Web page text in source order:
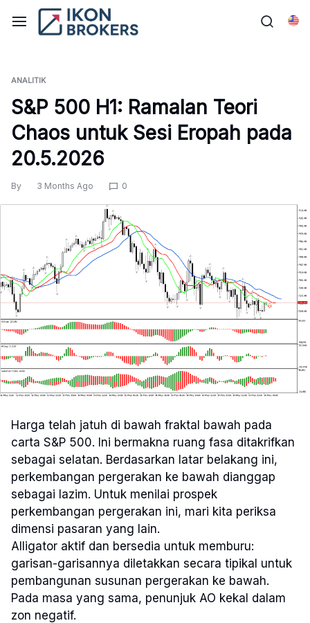
ANALITIK
S&P 500 H1: Ramalan Teori
Chaos untuk Sesi Eropah pada
20.5.2026
By 3 Months Ago 0
Harga telah jatuh di bawah fraktal bawah pada
carta S&P 500. Ini bermakna ruang fasa ditakrifkan
sebagai selatan. Berdasarkan latar belakang ini,
perkembangan pergerakan ke bawah dianggap
sebagai lazim. Untuk menilai prospek
perkembangan pergerakan ini, mari kita periksa
dimensi pasaran yang lain.
Alligator aktif dan bersedia untuk memburu:
garisan-garisannya diletakkan secara tipikal untuk
pembangunan susunan pergerakan ke bawah.
Pada masa yang sama, penunjuk AO kekal dalam
zon negatif.